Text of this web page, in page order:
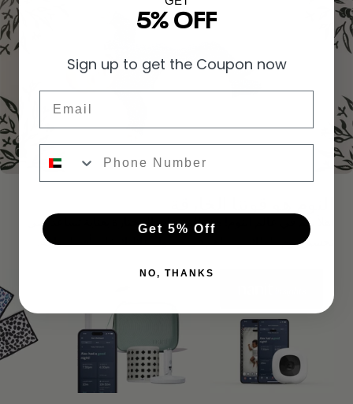
أهلاً بكم في عالم النوم! هذه المنتجات المختارة بعناية تساعد على
تحسين نوم طفلك، وتساهم في حصول عائلتك على أفضل راحة.
5% OFF
Sign up to get the Coupon now
Get 5% Off
NO, THANKS